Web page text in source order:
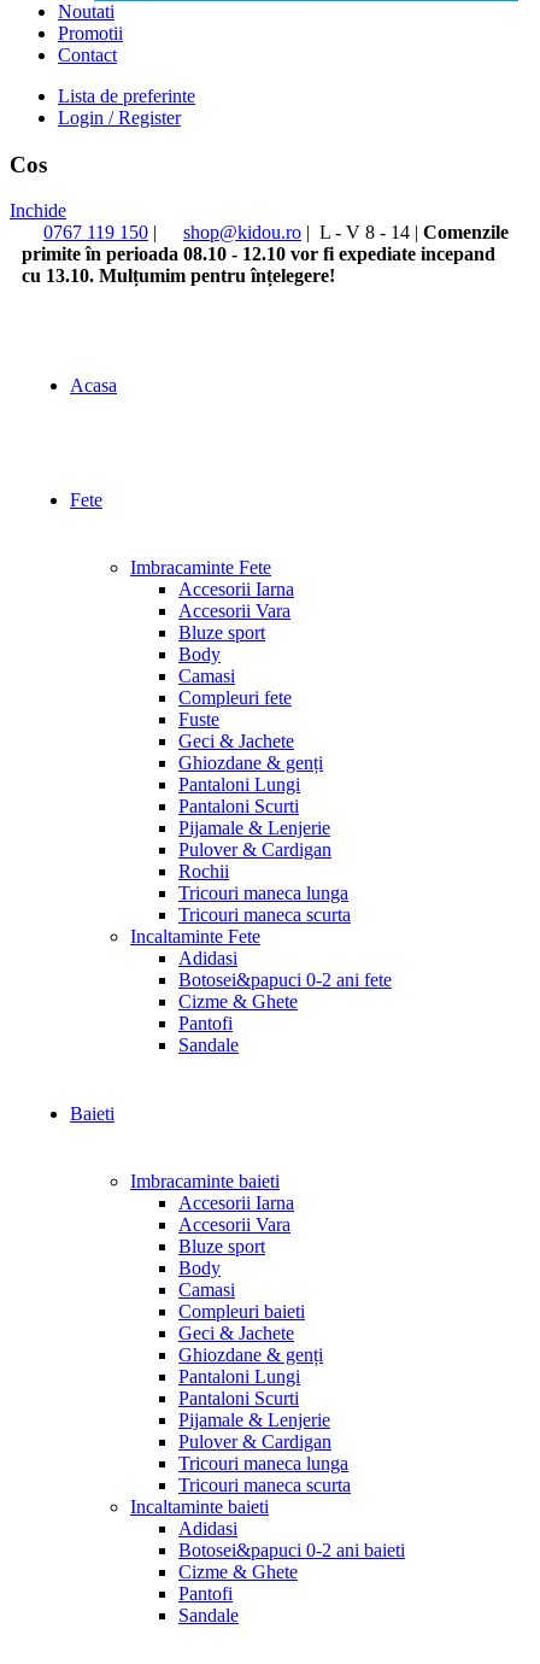
Noutati
Promotii
Contact
Lista de preferinte
Login / Register
Cos
Inchide
0767 119 150 | shop@kidou.ro | L - V 8 - 14 | Comenzile
primite în perioada 08.10 - 12.10 vor fi expediate incepand
cu 13.10. Mulțumim pentru înțelegere!
Acasa
Fete
Imbracaminte Fete
Accesorii Iarna
Accesorii Vara
Bluze sport
Body
Camasi
Compleuri fete
Fuste
Geci & Jachete
Ghiozdane & genți
Pantaloni Lungi
Pantaloni Scurti
Pijamale & Lenjerie
Pulover & Cardigan
Rochii
Tricouri maneca lunga
Tricouri maneca scurta
Incaltaminte Fete
Adidasi
Botosei&papuci 0-2 ani fete
Cizme & Ghete
Pantofi
Sandale
Baieti
Imbracaminte baieti
Accesorii Iarna
Accesorii Vara
Bluze sport
Body
Camasi
Compleuri baieti
Geci & Jachete
Ghiozdane & genți
Pantaloni Lungi
Pantaloni Scurti
Pijamale & Lenjerie
Pulover & Cardigan
Tricouri maneca lunga
Tricouri maneca scurta
Incaltaminte baieti
Adidasi
Botosei&papuci 0-2 ani baieti
Cizme & Ghete
Pantofi
Sandale